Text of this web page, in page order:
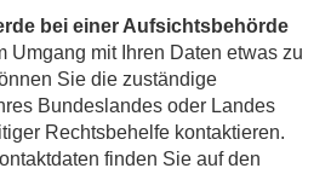
bei einer Aufsichtsbehörde
Umgang mit Ihren Daten etwas zu
Sie die zuständige
Bundeslandes oder Landes
Rechtsbehelfe kontaktieren.
finden Sie auf den